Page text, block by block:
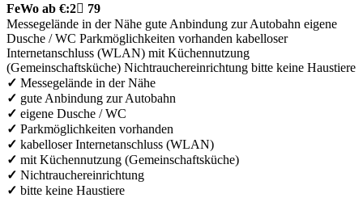
FeWo ab €:2 79
Messegelände in der Nähe gute Anbindung zur Autobahn eigene
Dusche / WC Parkmöglichkeiten vorhanden kabelloser
Internetanschluss (WLAN) mit Küchennutzung
(Gemeinschaftsküche) Nichtrauchereinrichtung bitte keine Haustiere
✓ Messegelände in der Nähe
✓ gute Anbindung zur Autobahn
✓ eigene Dusche / WC
✓ Parkmöglichkeiten vorhanden
✓ kabelloser Internetanschluss (WLAN)
✓ mit Küchennutzung (Gemeinschaftsküche)
✓ Nichtrauchereinrichtung
✓ bitte keine Haustiere